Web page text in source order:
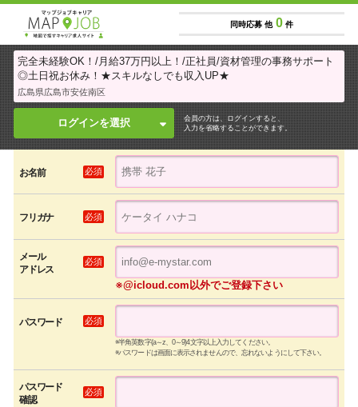
同時応募 他 0 件
完全未経験OK！/月給37万円以上！/正社員/資材管理の事務サポート
◎土日祝お休み！★スキルなしでも収入UP★
広島県広島市安佐南区
ログインを選択
会員の方は、ログインすると、
入力を省略することができます。
お名前 必須
フリガナ 必須
メール
アドレス
必須
※@icloud.com以外でご登録下さい
パスワード 必須
※半角英数字(a～z、0～9)4文字以上入力してください。
※パスワードは画面に表示されませんので、忘れないようにして下さい。
パスワード
確認
必須